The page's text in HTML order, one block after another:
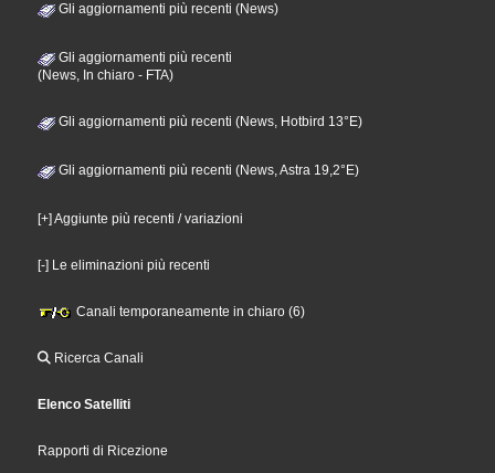
Gli aggiornamenti più recenti (News)
Gli aggiornamenti più recenti
(News, In chiaro - FTA)
Gli aggiornamenti più recenti (News, Hotbird 13°E)
Gli aggiornamenti più recenti (News, Astra 19,2°E)
[+] Aggiunte più recenti / variazioni
[-] Le eliminazioni più recenti
Canali temporaneamente in chiaro (6)
Ricerca Canali
Elenco Satelliti
Rapporti di Ricezione